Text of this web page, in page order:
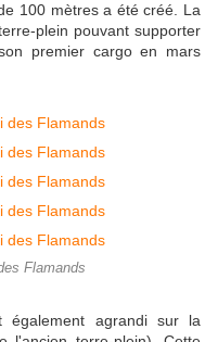
100 mètres a été créé. La
plein pouvant supporter
premier cargo en mars
Flamands
également agrandi sur la